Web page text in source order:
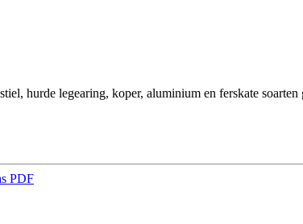
hurde legearing, koper, aluminium en ferskate
PDF